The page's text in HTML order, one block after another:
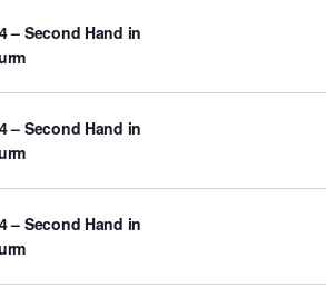
– Second Hand in
– Second Hand in
– Second Hand in